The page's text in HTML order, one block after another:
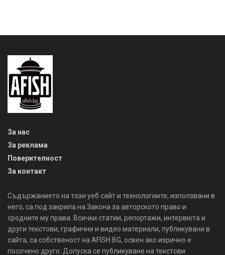
За нас
За реклама
Поверителност
За контакт
Съдържанието на този уеб сайт и технологиите, използвани в
него, са под закрила на Закона за авторското право и
сродните му права. Всички статии, репортажи, интервюта и
други текстови, графични и видео материали, публикувани в
сайта, са собственост на AFISH.BG, освен ако изрично е
посочено друго. Допуска се публикуване на текстови